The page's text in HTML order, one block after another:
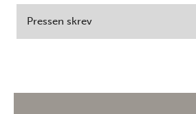
Pressen skrev